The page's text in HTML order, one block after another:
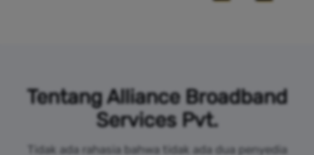
Tentang Alliance Broadband
Services Pvt.
Tidak ada rahasia bahwa tidak ada dua penyedia